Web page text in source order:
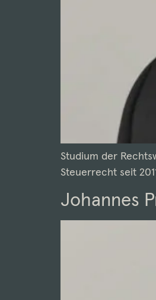
Studium der
Steuerrecht seit
Johannes